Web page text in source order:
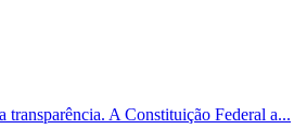
A Constituição Federal a...